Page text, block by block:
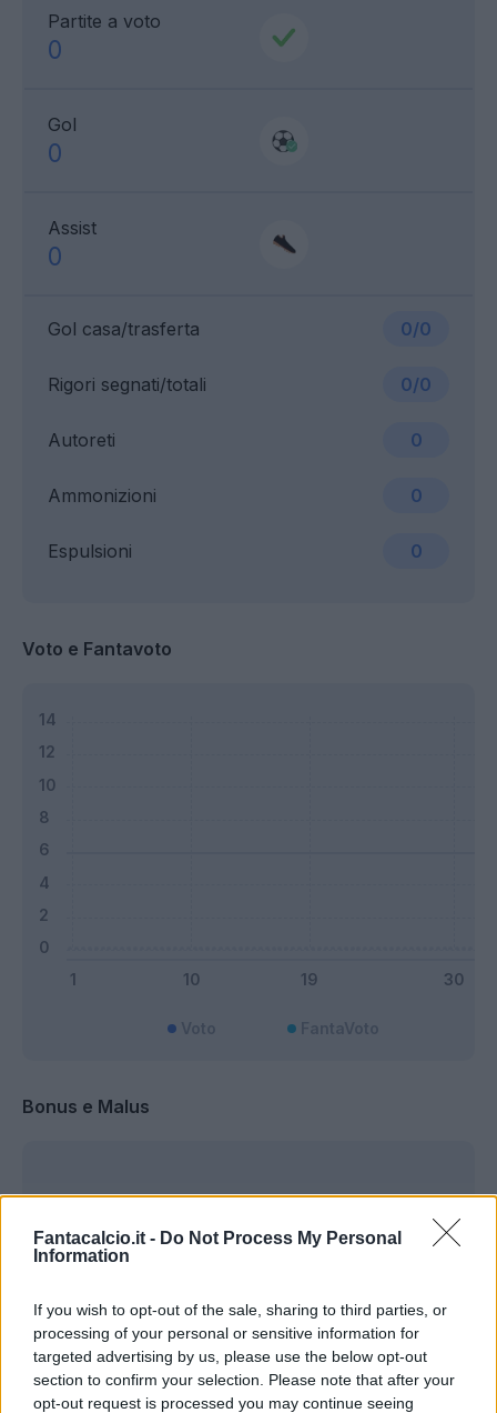
Fantacalcio.it - Do Not Process My Personal
Information
If you wish to opt-out of the sale, sharing to third parties, or
processing of your personal or sensitive information for
targeted advertising by us, please use the below opt-out
section to confirm your selection. Please note that after your
opt-out request is processed you may continue seeing
Partite a voto
0
Gol
0
Assist
0
Gol casa/trasferta 0/0
Ammonizioni 0
Rigori segnati/totali 0/0
Espulsioni 0
Autoreti 0
Voto e Fantavoto
Bonus e Malus